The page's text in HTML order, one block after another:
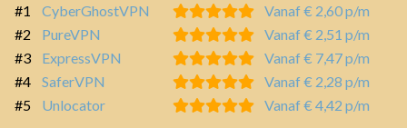
#1 CyberGhostVPN
Vanaf € 2,60 p/m
#2
PureVPN
Vanaf € 2,51 p/m
#3
ExpressVPN
Vanaf € 7,47 p/m
#4
SaferVPN
Vanaf € 2,28 p/m
#5
Unlocator Vanaf € 4,42 p/m